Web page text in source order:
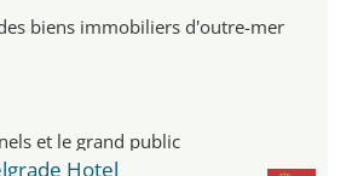
biens immobiliers d'outre-mer
et le grand public
Hotel